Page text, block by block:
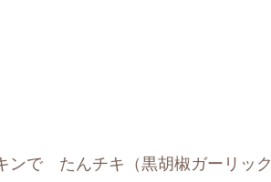
ンで たんチキ（黒胡椒ガーリッ